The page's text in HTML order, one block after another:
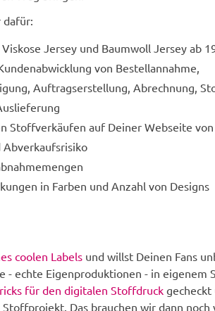
dafür:
Jersey und Baumwoll Jersey ab
von Bestellannahme,
Auftragserstellung, Abrechnung,
Stoffverkäufen auf Deiner Webseite
Abverkaufsrisiko
in Farben und Anzahl von Designs
coolen Labelsund willst Deinen Fans
- echte Eigenproduktionen - in eigenem
für den digitalen Stoffdruckgecheckt
Das brauchen wir dann noch